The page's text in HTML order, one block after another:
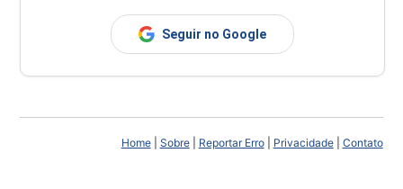
Seguir no Google
Home| Sobre| Reportar Erro| Privacidade| Contato